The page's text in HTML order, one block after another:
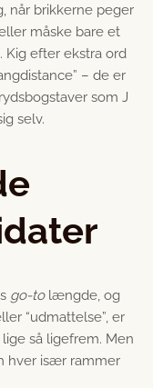
når brikkerne peger
måske bare et
Kig efter ekstra ord
– de er
som J
selv.
go-tolængde, og
“udmattelse”, er
så ligefrem. Men
hver især rammer